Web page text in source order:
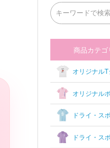
商品カテ
オリジナル
オリジナル
ドライ・ス
ドライ・ス